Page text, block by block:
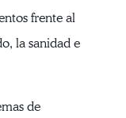
frente al
la sanidad e
de